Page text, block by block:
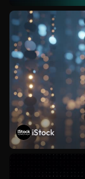
iStock